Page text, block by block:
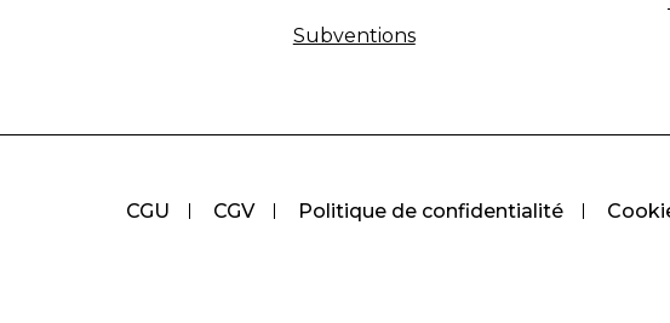
Subventions
CGU CGV Politique de confidentialité